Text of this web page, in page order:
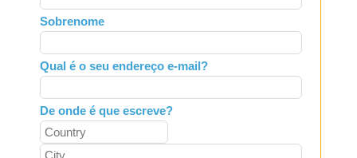
field
blank
Sobrenome
Qual é o seu endereço e-mail?
De onde é que escreve?